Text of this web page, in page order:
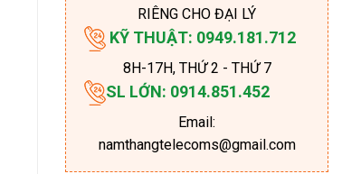
RIÊNG CHO ĐẠI LÝ
KỸ THUẬT: 0949.181.712
8H-17H, THỨ 2 - THỨ 7
SL LỚN: 0914.851.452
Email:
namthangtelecoms@gmail.com